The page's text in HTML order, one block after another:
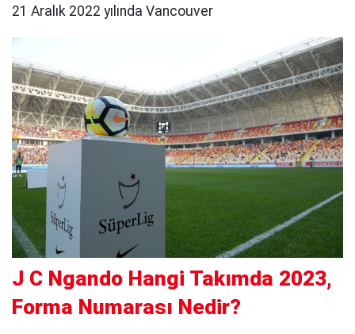
21 Aralık 2022 yılında Vancouver
J C Ngando Hangi Takımda 2023,
Forma Numarası Nedir?